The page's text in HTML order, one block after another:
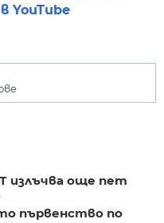
YouTube
излъчва още пет
първенство по